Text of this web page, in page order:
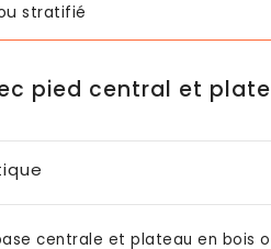
stratifié
pied central et
centrale et plateau en bois